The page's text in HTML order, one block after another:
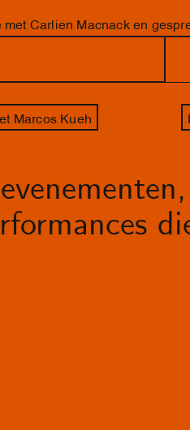
Carlien Macnack en
Marcos Kueh